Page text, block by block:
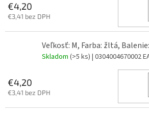
€4,20
€3,41 bez DPH
Veľkosť: M, Farba: žltá,
Skladom (>5 ks) | 0304004670002
€4,20
€3,41 bez DPH